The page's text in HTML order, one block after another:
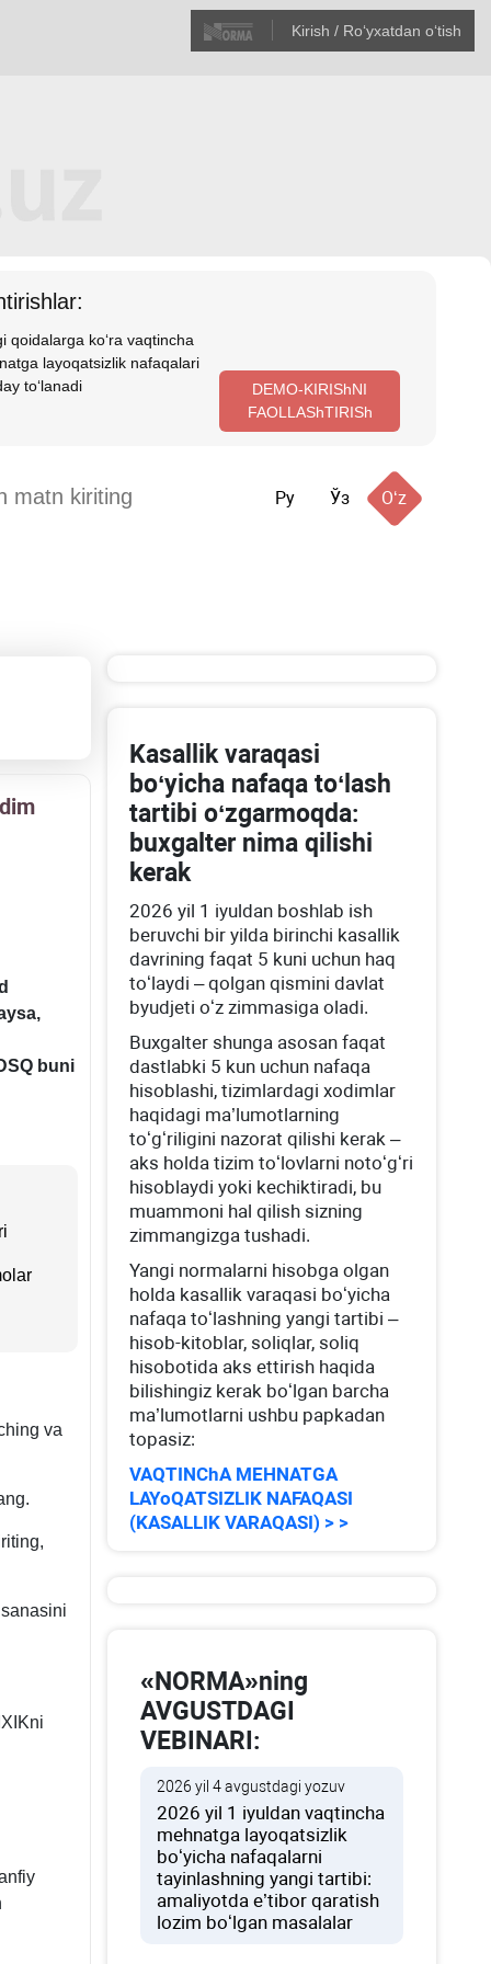
Kirish / Roʻyхatdan oʻtish
qoidalarga koʻra vaqtincha
layoqatsizlik nafaqalari
toʻlanadi
DEMO-KIRIShNI
FAOLLAShTIRISh
Ру Ўз Oʻz
buni
va
Kasallik varaqasi
boʻyicha nafaqa toʻlash
tartibi oʻzgarmoqda:
buхgalter nima qilishi
kerak
2026 yil 1 iyuldan boshlab ish
beruvchi bir yilda birinchi kasallik
davrining faqat 5 kuni uchun haq
toʻlaydi – qolgan qismini davlat
byudjeti oʻz zimmasiga oladi.
Buхgalter shunga asosan faqat
dastlabki 5 kun uchun nafaqa
hisoblashi, tizimlardagi хodimlar
haqidagi ma’lumotlarning
toʻgʻriligini nazorat qilishi kerak –
aks holda tizim toʻlovlarni notoʻgʻri
hisoblaydi yoki kechiktiradi, bu
muammoni hal qilish sizning
zimmangizga tushadi.
Yangi normalarni hisobga olgan
holda kasallik varaqasi boʻyicha
nafaqa toʻlashning yangi tartibi –
hisob-kitoblar, soliqlar, soliq
hisobotida aks ettirish haqida
bilishingiz kerak boʻlgan barcha
ma’lumotlarni ushbu papkadan
topasiz:
VAQTINChA MEHNATGA
LAYoQATSIZLIK NAFAQASI
(KASALLIK VARAQASI) > >
«NORMA»ning
AVGUSTDAGI
VEBINARI:
2026 yil 4 avgustdagi yozuv
2026 yil 1 iyuldan vaqtincha
mehnatga layoqatsizlik
boʻyicha nafaqalarni
tayinlashning yangi tartibi:
amaliyotda e’tibor qaratish
lozim boʻlgan masalalar